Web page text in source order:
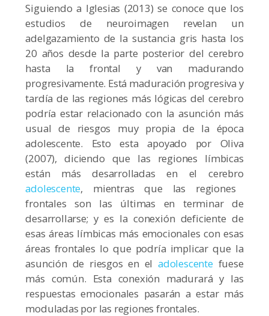
Siguiendo a Iglesias (2013) se conoce que los
estudios de neuroimagen revelan un
adelgazamiento de la sustancia gris hasta los
20 años desde la parte posterior del cerebro
hasta la frontal y van madurando
progresivamente. Está maduración progresiva y
tardía de las regiones más lógicas del cerebro
podría estar relacionado con la asunción más
usual de riesgos muy propia de la época
adolescente. Esto esta apoyado por Oliva
(2007), diciendo que las regiones límbicas
están más desarrolladas en el cerebro
adolescente, mientras que las regiones
frontales son las últimas en terminar de
desarrollarse; y es la conexión deficiente de
esas áreas límbicas más emocionales con esas
áreas frontales lo que podría implicar que la
asunción de riesgos en el adolescente fuese
más común. Esta conexión madurará y las
respuestas emocionales pasarán a estar más
moduladas por las regiones frontales.